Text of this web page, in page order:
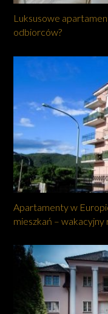
Luksusowe
odbiorców?
Apartamenty w
mieszkań – wakacyjny